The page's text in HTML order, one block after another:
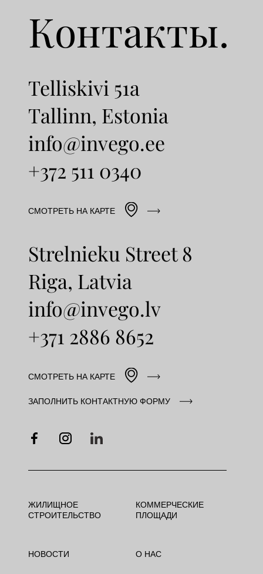
Контакты.
Telliskivi 51a
Tallinn, Estonia
info@invego.ee
+372 511 0340
СМОТРЕТЬ НА КАРТЕ
Strelnieku Street 8
Riga, Latvia
info@invego.lv
+371 2886 8652
СМОТРЕТЬ НА КАРТЕ
ЗАПОЛНИТЬ КОНТАКТНУЮ ФОРМУ
ЖИЛИЩНОЕ
СТРОИТЕЛЬСТВО
КОММЕРЧЕСКИЕ
ПЛОЩАДИ
НОВОСТИ О НАС